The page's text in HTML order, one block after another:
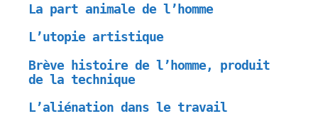
La part animale de l’homme
L’utopie artistique
Brève histoire de l’homme, produit
de la technique
L’aliénation dans le travail